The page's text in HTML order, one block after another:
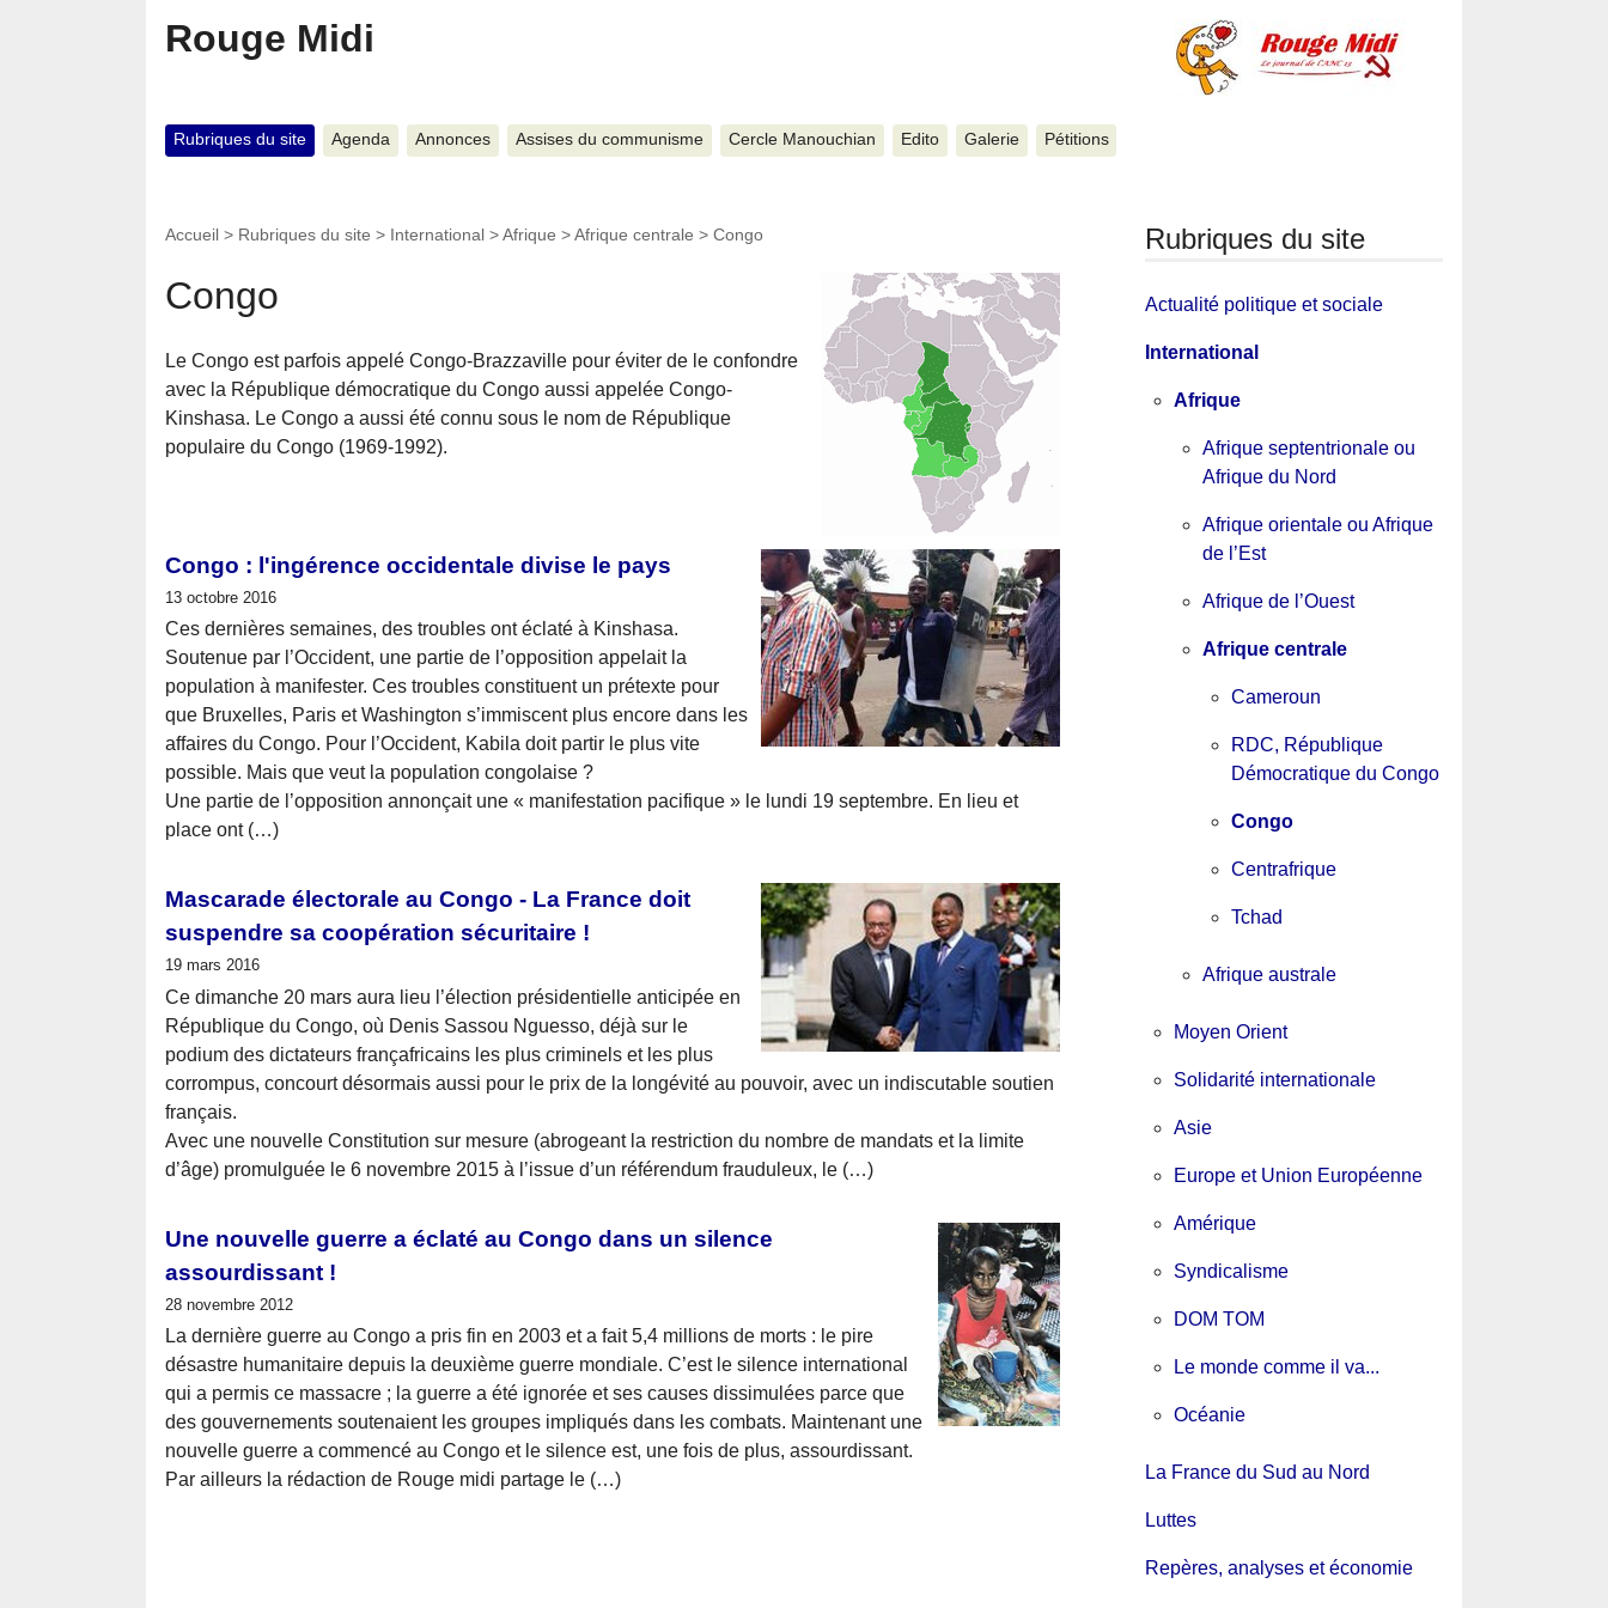
Rouge Midi
Rubriques du site Agenda Annonces Assises du communisme Cercle Manouchian Edito Galerie Pétitions
Accueil > Rubriques du site > International >Afrique >Afrique centrale > Congo
Congo
Le Congo est parfois appelé Congo-Brazzaville pour éviter de le confondre
avec la République démocratique du Congo aussi appelée Congo-
Kinshasa. Le Congo a aussi été connu sous le nom de République
populaire du Congo (1969-1992).
Congo : l'ingérence occidentale divise le pays
13 octobre 2016
Ces dernières semaines, des troubles ont éclaté à Kinshasa.
Soutenue par l’Occident, une partie de l’opposition appelait la
population à manifester. Ces troubles constituent un prétexte pour
que Bruxelles, Paris et Washington s’immiscent plus encore dans les
affaires du Congo. Pour l’Occident, Kabila doit partir le plus vite
possible. Mais que veut la population congolaise ?
Une partie de l’opposition annonçait une « manifestation pacifique » le lundi 19 septembre. En lieu et
place ont (…)
Mascarade électorale au Congo - La France doit
suspendre sa coopération sécuritaire !
19 mars 2016
Ce dimanche 20 mars aura lieu l’élection présidentielle anticipée en
République du Congo, où Denis Sassou Nguesso, déjà sur le
podium des dictateurs françafricains les plus criminels et les plus
corrompus, concourt désormais aussi pour le prix de la longévité au pouvoir, avec un indiscutable soutien
français.
Avec une nouvelle Constitution sur mesure (abrogeant la restriction du nombre de mandats et la limite
d’âge) promulguée le 6 novembre 2015 à l’issue d’un référendum frauduleux, le (…)
Une nouvelle guerre a éclaté au Congo dans un silence
assourdissant !
28 novembre 2012
La dernière guerre au Congo a pris fin en 2003 et a fait 5,4 millions de morts : le pire
désastre humanitaire depuis la deuxième guerre mondiale. C’est le silence international
qui a permis ce massacre ; la guerre a été ignorée et ses causes dissimulées parce que
des gouvernements soutenaient les groupes impliqués dans les combats. Maintenant une
nouvelle guerre a commencé au Congo et le silence est, une fois de plus, assourdissant.
Par ailleurs la rédaction de Rouge midi partage le (…)
Rubriques du site
Actualité politique et sociale
International
Afrique
Afrique septentrionale ou
Afrique du Nord
Afrique orientale ou Afrique
de l’Est
Afrique de l’Ouest
Afrique centrale
Cameroun
RDC, République
Démocratique du Congo
Congo
Centrafrique
Tchad
Afrique australe
Moyen Orient
Solidarité internationale
Asie
Europe et Union Européenne
Amérique
Syndicalisme
DOM TOM
Le monde comme il va...
Océanie
La France du Sud au Nord
Luttes
Repères, analyses et économie